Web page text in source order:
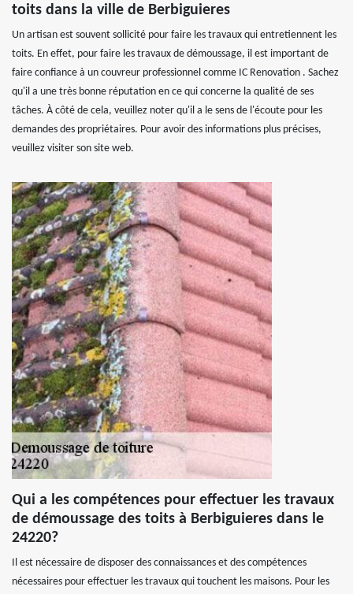
toits dans la ville de Berbiguieres
Un artisan est souvent sollicité pour faire les travaux qui entretiennent les
toits. En effet, pour faire les travaux de démoussage, il est important de
faire confiance à un couvreur professionnel comme IC Renovation . Sachez
qu'il a une très bonne réputation en ce qui concerne la qualité de ses
tâches. À côté de cela, veuillez noter qu'il a le sens de l'écoute pour les
demandes des propriétaires. Pour avoir des informations plus précises,
veuillez visiter son site web.
Qui a les compétences pour effectuer les travaux
de démoussage des toits à Berbiguieres dans le
24220?
Il est nécessaire de disposer des connaissances et des compétences
nécessaires pour effectuer les travaux qui touchent les maisons. Pour les